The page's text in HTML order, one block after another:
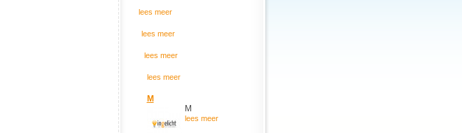
lees meer
lees meer
lees meer
lees meer
M
M
lees meer